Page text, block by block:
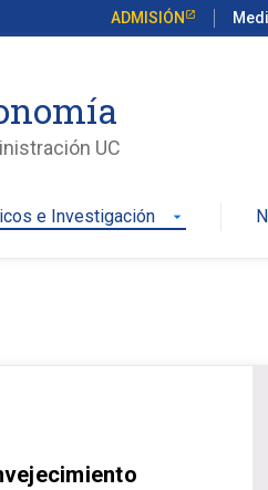
ADMISIÓN
UC
e Investigación arrow_drop_down